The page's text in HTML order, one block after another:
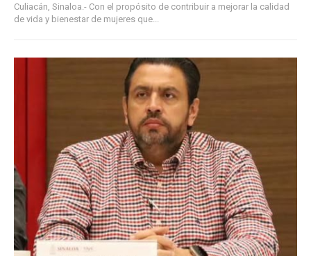
Culiacán, Sinaloa.- Con el propósito de contribuir a mejorar la calidad
de vida y bienestar de mujeres que...